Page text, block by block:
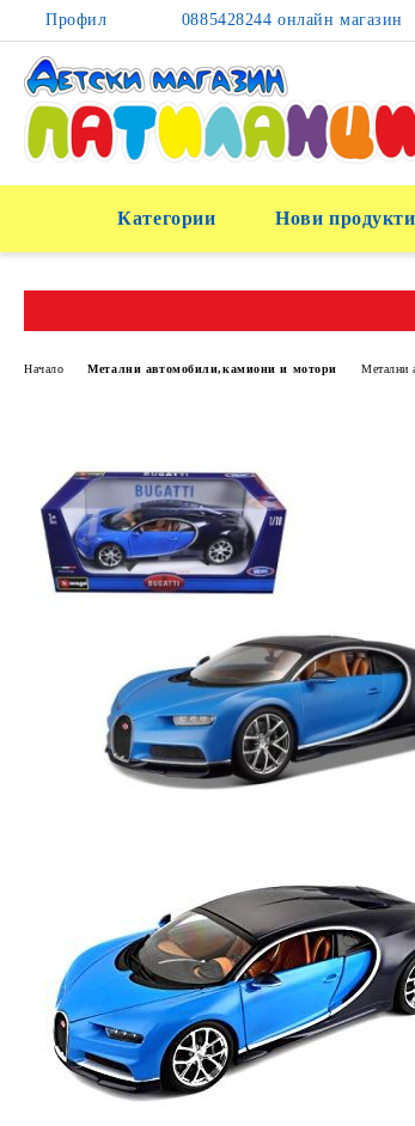
Профил 0885428244 онлайн магазин
Категории Нови продукти
Начало Метални автомобили,камиони и мотори Метални